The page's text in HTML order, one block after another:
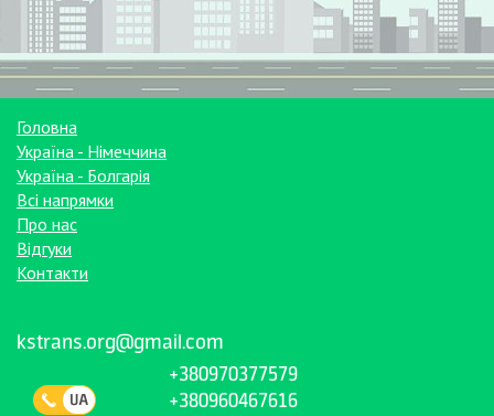
Головна
Україна - Німеччина
Україна - Болгарія
Всі напрямки
Про нас
Відгуки
Контакти
kstrans.org@gmail.com
+380970377579
+380960467616